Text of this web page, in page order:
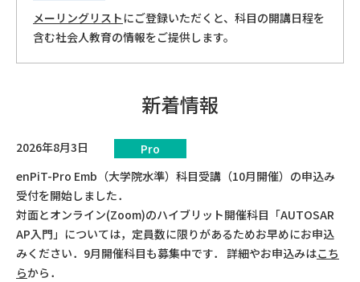
メーリングリストにご登録いただくと、科⽬の開講⽇程を
含む社会⼈教育の情報をご提供します。
新着情報
2026年8月3日
Pro
enPiT-Pro Emb（大学院水準）科目受講（10月開催）の申込み
受付を開始しました．
対面とオンライン(Zoom)のハイブリット開催科目「AUTOSAR
AP入門」については，定員数に限りがあるためお早めにお申込
みください．9月開催科目も募集中です． 詳細やお申込みはこち
らから．